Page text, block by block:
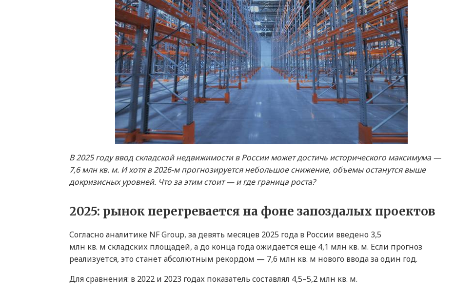
В 2025 году ввод складской недвижимости в России может достичь исторического максимума —
7,6 млн кв. м. И хотя в 2026-м прогнозируется небольшое снижение, объемы останутся выше
докризисных уровней. Что за этим стоит — и где граница роста?
2025: рынок перегревается на фоне запоздалых проектов
Согласно аналитике NF Group, за девять месяцев 2025 года в России введено 3,5
млн кв. м складских площадей, а до конца года ожидается еще 4,1 млн кв. м. Если прогноз
реализуется, это станет абсолютным рекордом — 7,6 млн кв. м нового ввода за один год.
Для сравнения: в 2022 и 2023 годах показатель составлял 4,5–5,2 млн кв. м.